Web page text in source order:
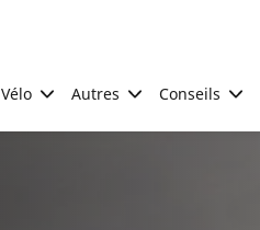
Vélo Autres Conseils